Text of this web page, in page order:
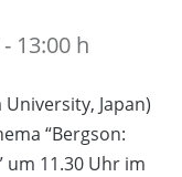
13:00 h
Japan)
“Bergson:
um 11.30 Uhr im